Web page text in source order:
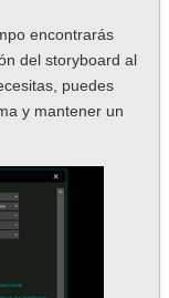
encontrarás
del storyboard al
puedes
y mantener un